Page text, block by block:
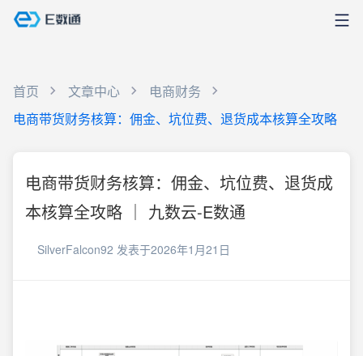
首页 文章中心
电商财务
电商带货财务核算：佣金、坑位费、退货成本核算全攻略
电商带货财务核算：佣金、坑位费、退货成
本核算全攻略 ｜ 九数云-E数通
SilverFalcon92 发表于2026年1月21日